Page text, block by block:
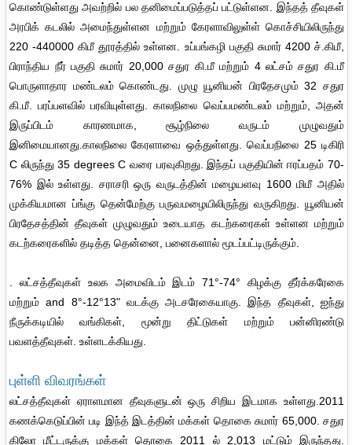
கொண்டுள்ளது அவற்றில் பல தனிமைப்படுத்தப் பட்டுள்ளன. இந்தத் தீவுகள்
அரபிக் கடலில் அமைந்துள்ளன மற்றும் கேரளாவிலுள்ள் கொச்சியிலிருந்து
220 -440000 கிமீ தூரத்தில் உள்ளன. உப்பங்கழி பகுதி சுமார் 4200 ச்.கிமீ,
பிராந்திய நீர் பகுதி சுமார் 20,000 சதுர கி.மீ மற்றும் 4 லட்சம் சதுர கி.மீ
பொருளாதார மண்டலம் கொண்டது. முழு யூனியன் பிரதேசமும் 32 சதுர
கி.மீ. பரப்பளவில் பரவியுள்ளது. காலநிலை வெப்பமண்டலம் மற்றும், அதன்
இருப்பிடம் காரணமாக, சூழ்நிலை வருடம் முழுவதும்
இனிமையானது.காலநிலை கேரளாவை ஒத்துள்ளது. வெப்பநிலை 25 டிகிரி
C லிருந்து 35 degrees C வரை பரவுகிறது. இந்தப் பகுதியின் ஈரப்பதம் 70-
76% இல் உள்ளது. சராசரி ஒரு வருடத்தின் மழையளவு 1600 மிமீ அதில்
முக்கியமான ப்ங்கு தென்மேற்கு பருவமழையிலிருந்து வருகிறது. யூனியன்
பிரதேசத்தின் தீவுகள் முழுவதும் உடையாத கடற்கரைகள் உள்ளன மற்றும்
கடற்கரைகளில் தடித்த தென்னை, பனைகளால் மூடப்பட்டிருக்கும்.
. லட்சத்தீவுகள் உலக அமைவிடம் இடம் 71°-74° கிழக்கு தீர்க்கரேகை
மற்றும் and 8°-12°13" வடக்கு அடசரேகையாகு. இந்த தீவுகள், ஐந்து
நீருக்கடியில் வங்கிகள், மூன்று திட்டுகள் மற்றும் பன்னிரண்டு
பவளத்தீவுகள். உள்ளடக்கியது.
புள்ளி விவரங்கள்
லட்சத்தீவுகள் ஏராளமான தீவுகளுடன் ஒரு சிறிய இடமாக உள்ளது.2011
கணக்கெடுப்பின் படி இந்த் இடத்தின் மக்கள் தொகை சுமார் 65,000. சதுர
கிலோ மீட்டருக்கு மக்கள் தொகை 2011 ல் 2,013 மட்டும் இருந்தது.